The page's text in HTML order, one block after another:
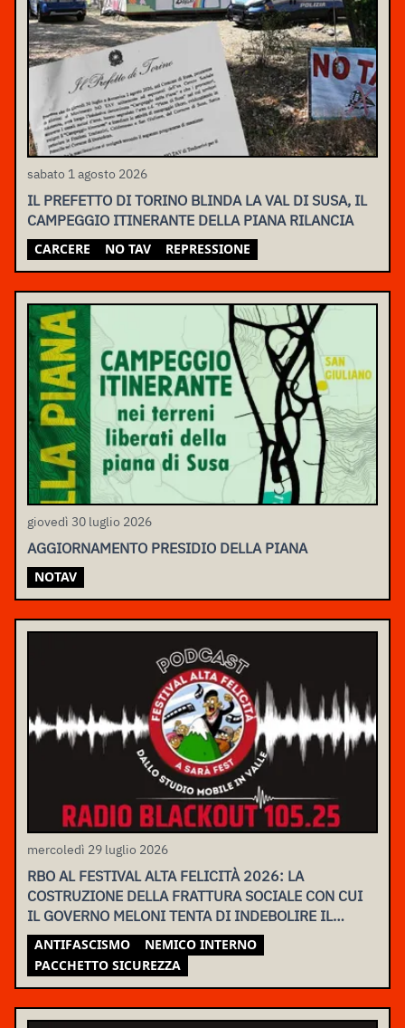
sabato 1 agosto 2026
IL PREFETTO DI TORINO BLINDA LA VAL DI SUSA, IL
CAMPEGGIO ITINERANTE DELLA PIANA RILANCIA
CARCERE NO TAV REPRESSIONE
giovedì 30 luglio 2026
AGGIORNAMENTO PRESIDIO DELLA PIANA
NOTAV
mercoledì 29 luglio 2026
RBO AL FESTIVAL ALTA FELICITÀ 2026: LA
COSTRUZIONE DELLA FRATTURA SOCIALE CON CUI
IL GOVERNO MELONI TENTA DI INDEBOLIRE IL
MOVIMENTO
ANTIFASCISMO
NEMICO INTERNO
PACCHETTO SICUREZZA